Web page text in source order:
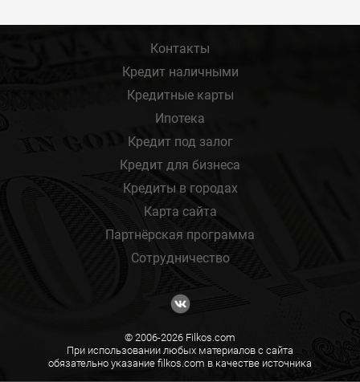
Контакты
Кредит наличными
Кредитные карты
Ипотека
Кредит под залог
Кредит для бизнеса
Кредиты в городах
Карта сайта
Партнёрская программа
Сотрудничество
© 2006-2026 Filkos.com
При использовании любых материалов с сайта
обязательно указание filkos.com в качестве источника